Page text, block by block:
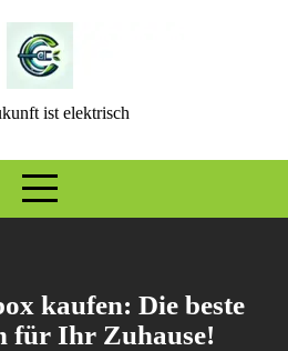
ist elektrisch
kaufen: Die beste
für Ihr Zuhause!